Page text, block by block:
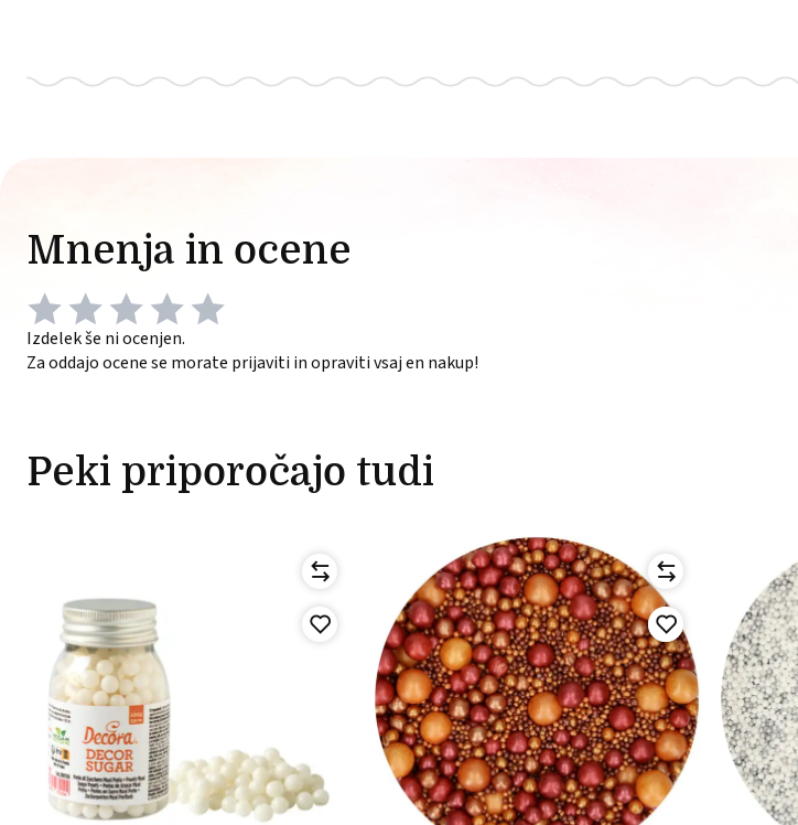
Mnenja in ocene
Izdelek še ni ocenjen.
Za oddajo ocene se morate prijaviti in opraviti vsaj en nakup!
Peki priporočajo tudi